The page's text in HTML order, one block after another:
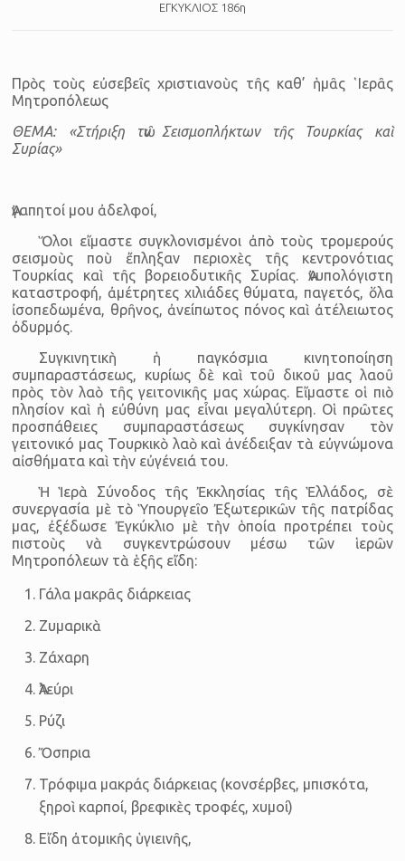
ΕΓΚΥΚΛΙΟΣ 186η
Πρὸς τοὺς εὐ­σε­βεῖς χρι­στι­α­νοὺς τῆς καθ’ ἡ­μᾶς ῾Ι­ε­ρᾶς
Μη­τρο­πό­λεως
ΘΕΜΑ: «Στή­ριξη τῶν Σεισμοπλήκτων τῆς Τουρκίας καὶ
Συρίας»
Ἀ­γα­πη­τοί μου ἀ­δελ­φοί,
Ὅλοι εἴμαστε συγκλονισμένοι ἀπὸ τοὺς τρομερούς
σεισμοὺς ποὺ ἔπλη­ξαν περιοχὲς τῆς κεντρονότιας
Τουρκίας καὶ τῆς βορειοδυτικῆς Συρίας. Ἀνυπο­λόγιστη
καταστροφή, ἀμέτρητες χιλιάδες θύματα, παγετός, ὅλα
ἰσοπεδωμένα, θρῆνος, ἀνείπωτος πόνος καὶ ἀτέλειωτος
ὀδυρμός.
Συγκινητικὴ ἡ παγκόσμια κινητοποίηση
συμπαραστάσεως, κυρίως δὲ καὶ τοῦ δικοῦ μας λαοῦ
πρὸς τὸν λαὸ τῆς γειτονικῆς μας χώρας. Εἴμαστε οἱ πιὸ
πλησίον καὶ ἡ εὐθύνη μας εἶναι μεγαλύτερη. Οἱ πρῶτες
προσπάθειες συμπα­ρα­στάσεως συγκίνησαν τὸν
γειτονικό μας Τουρκικὸ λαὸ καὶ ἀνέδειξαν τὰ εὐγνώ­μονα
αἰσθήματα καὶ τὴν εὐγένειά του.
Ἡ Ἱερὰ Σύνοδος τῆς Ἐκκλησίας τῆς Ἑλλάδος, σὲ
συνεργασία μὲ τὸ Ὑπουρ­γεῖο Ἐξωτερικῶν τῆς πατρίδας
μας, ἐξέδωσε Ἐγκύκλιο μὲ τὴν ὁποία προτρέπει τοὺς
πιστοὺς νὰ συγκεντρώσουν μέσω τῶν ἱερῶν
Μητροπόλεων τὰ ἑξῆς εἴδη:
Γάλα μακρᾶς διάρκειας
Ζυμαρικὰ
Ζάχαρη
Ἀλεύρι
Ρύζι
Ὄσπρια
Τρόφιμα μακράς διάρκειας (κονσέρβες, μπισκότα,
ξηροὶ καρποί, βρεφικὲς τροφές, χυμοί)
Εἴδη ἀτομικῆς ὑγιεινῆς,